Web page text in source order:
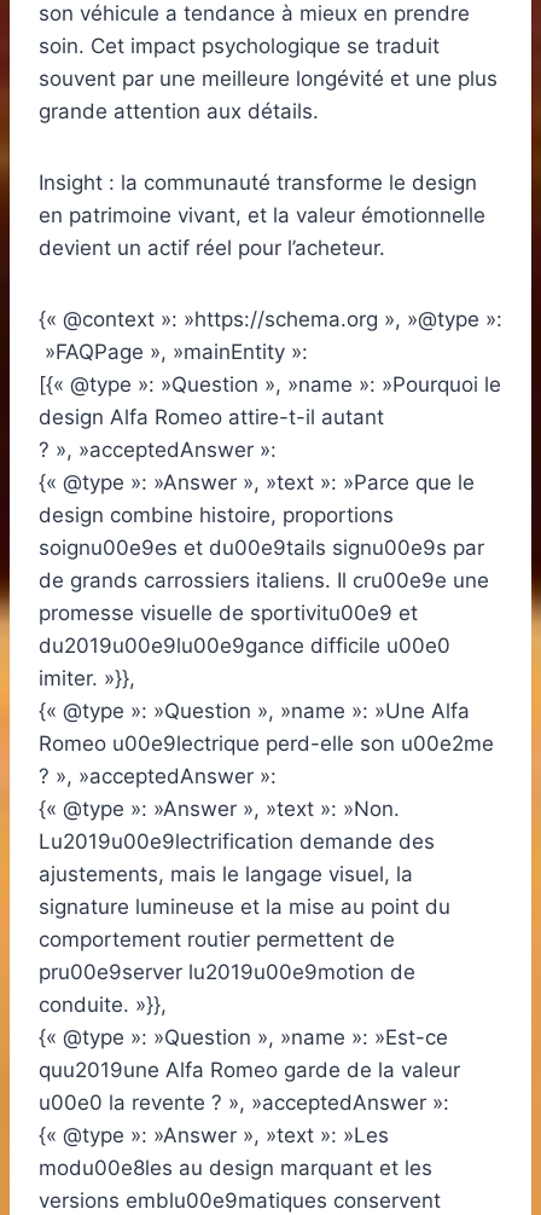
son véhicule a tendance à mieux en prendre
soin. Cet impact psychologique se traduit
souvent par une meilleure longévité et une plus
grande attention aux détails.
Insight : la communauté transforme le design
en patrimoine vivant, et la valeur émotionnelle
devient un actif réel pour l’acheteur.
{« @context »: »https://schema.org », »@type »:
»FAQPage », »mainEntity »:
[{« @type »: »Question », »name »: »Pourquoi le
design Alfa Romeo attire-t-il autant
? », »acceptedAnswer »:
{« @type »: »Answer », »text »: »Parce que le
design combine histoire, proportions
soignu00e9es et du00e9tails signu00e9s par
de grands carrossiers italiens. Il cru00e9e une
promesse visuelle de sportivitu00e9 et
du2019u00e9lu00e9gance difficile u00e0
imiter. »}},
{« @type »: »Question », »name »: »Une Alfa
Romeo u00e9lectrique perd-elle son u00e2me
? », »acceptedAnswer »:
{« @type »: »Answer », »text »: »Non.
Lu2019u00e9lectrification demande des
ajustements, mais le langage visuel, la
signature lumineuse et la mise au point du
comportement routier permettent de
pru00e9server lu2019u00e9motion de
conduite. »}},
{« @type »: »Question », »name »: »Est-ce
quu2019une Alfa Romeo garde de la valeur
u00e0 la revente ? », »acceptedAnswer »:
{« @type »: »Answer », »text »: »Les
modu00e8les au design marquant et les
versions emblu00e9matiques conservent